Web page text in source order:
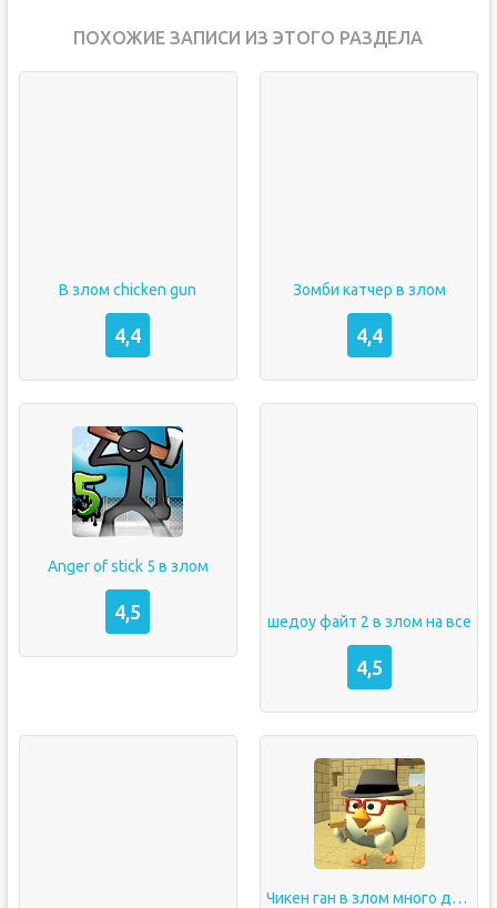
ПОХОЖИЕ ЗАПИСИ ИЗ ЭТОГО РАЗДЕЛА
В злом chicken gun
4,4
Зомби катчер в злом
4,4
Anger of stick 5 в злом
4,5 шедоу файт 2 в злом на все
4,5
Чикен ган в злом много денег